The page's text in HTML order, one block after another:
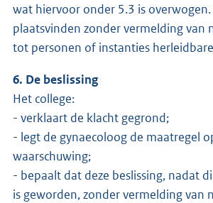
wat hiervoor onder 5.3 is overwogen.
plaatsvinden zonder vermelding van
tot personen of instanties
6. De beslissing
Het college:
- verklaart de klacht gegrond;
- legt de gynaecoloog de maatregel
waarschuwing;
- bepaalt dat deze beslissing, nadat
is geworden, zonder vermelding van